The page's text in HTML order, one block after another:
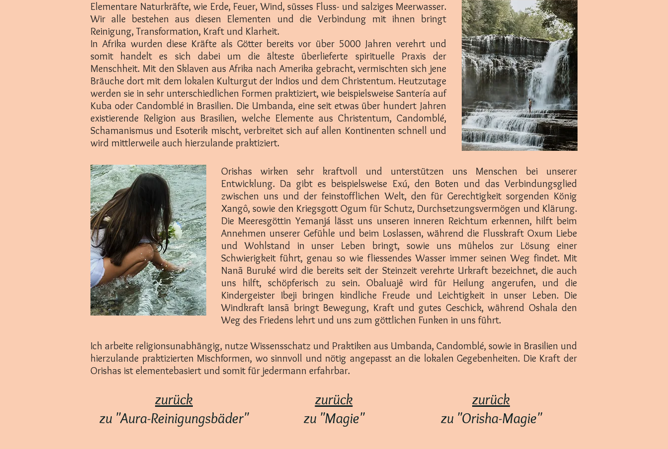
Elementare Naturkräfte, wie Erde, Feuer, Wind, süsses Fluss- und salziges Meerwasser.
Wir alle bestehen aus diesen Elementen und die Verbindung mit ihnen bringt
Reinigung, Transformation, Kraft und Klarheit.
In Afrika wurden diese Kräfte als Götter bereits vor über 5000 Jahren verehrt und
somit handelt es sich dabei um die älteste überlieferte spirituelle Praxis der
Menschheit. Mit den Sklaven aus Afrika nach Amerika gebracht, vermischten sich jene
Bräuche dort mit dem lokalen Kulturgut der Indios und dem Christentum. Heutzutage
werden sie in sehr unterschiedlichen Formen praktiziert, wie beispielsweise Santería auf
Kuba oder Candomblé in Brasilien. Die Umbanda, eine seit etwas über hundert Jahren
existierende Religion aus Brasilien, welche Elemente aus Christentum, Candomblé,
Schamanismus und Esoterik mischt, verbreitet sich auf allen Kontinenten schnell und
wird mittlerweile auch hierzulande praktiziert.
Orishas wirken sehr kraftvoll und unterstützen uns Menschen bei unserer
Entwicklung. Da gibt es beispielsweise Exú, den Boten und das Verbindungsglied
zwischen uns und der feinstofflichen Welt, den für Gerechtigkeit sorgenden König
Xangô, sowie den Kriegsgott Ogum für Schutz, Durchsetzungsvermögen und Klärung.
Die Meeresgöttin Yemanjá lässt uns unseren inneren Reichtum erkennen, hilft beim
Annehmen unserer Gefühle und beim Loslassen, während die Flusskraft Oxum Liebe
und Wohlstand in unser Leben bringt, sowie uns mühelos zur Lösung einer
Schwierigkeit führt, genau so wie fliessendes Wasser immer seinen Weg findet. Mit
Nanã Buruké wird die bereits seit der Steinzeit verehrte Urkraft bezeichnet, die auch
uns hilft, schöpferisch zu sein. Obaluajê wird für Heilung angerufen, und die
Kindergeister Ibeji bringen kindliche Freude und Leichtigkeit in unser Leben. Die
Windkraft Iansã bringt Bewegung, Kraft und gutes Geschick, während Oshala den
Weg des Friedens lehrt und uns zum göttlichen Funken in uns führt.
Ich arbeite religionsunabhängig, nutze Wissensschatz und Praktiken aus Umbanda, Candomblé, sowie in Brasilien und
hierzulande praktizierten Mischformen, wo sinnvoll und nötig angepasst an die lokalen Gegebenheiten. Die Kraft der
Orishas ist elementebasiert und somit für jedermann erfahrbar.
zurück
zu "Aura-Reinigungsbäder"
zurück
zu "Magie"
zurück
zu "Orisha-Magie"